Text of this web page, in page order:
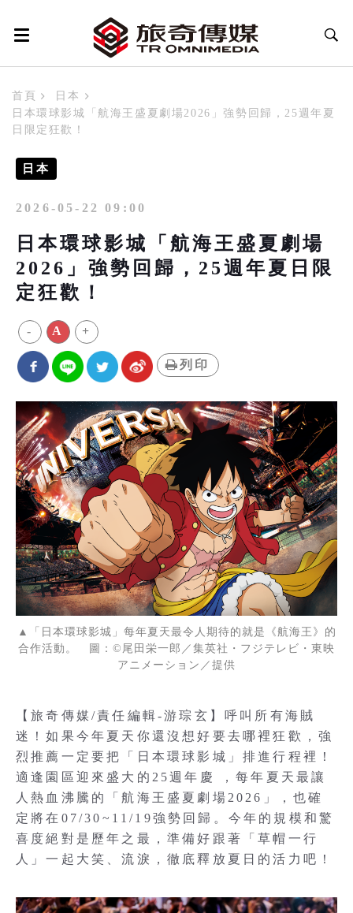
首頁
日本
日本環球影城「航海王盛夏劇場2026」強勢回歸，25週年夏
日限定狂歡！
日本
2026-05-22 09:00
日本環球影城「航海王盛夏劇場
2026」強勢回歸，25週年夏日限
定狂歡！
- A +
列印
▲「日本環球影城」每年夏天最令人期待的就是《航海王》的
合作活動。 圖：©尾田栄一郎／集英社・フジテレビ・東映
アニメーション／提供
【旅奇傳媒/責任編輯-游琮玄】呼叫所有海賊
迷！如果今年夏天你還沒想好要去哪裡狂歡，強
烈推薦一定要把「日本環球影城」排進行程裡！
適逢園區迎來盛大的25週年慶 ，每年夏天最讓
人熱血沸騰的「航海王盛夏劇場2026」，也確
定將在07/30~11/19強勢回歸。今年的規模和驚
喜度絕對是歷年之最，準備好跟著「草帽一行
人」一起大笑、流淚，徹底釋放夏日的活力吧！